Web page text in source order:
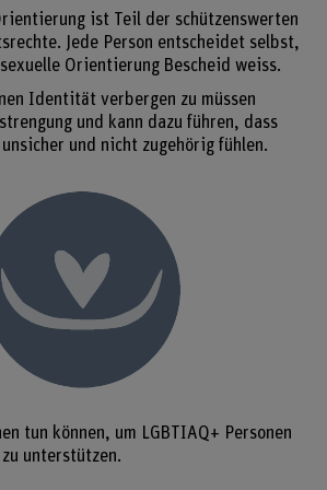
ist Teil der schützenswerten
Jede Person entscheidet selbst,
Orientierung Bescheid weiss.
Identität verbergen zu müssen
und kann dazu führen, dass
unsicher und nicht zugehörig fühlen.
tun können, um LGBTIAQ+ Personen
unterstützen.